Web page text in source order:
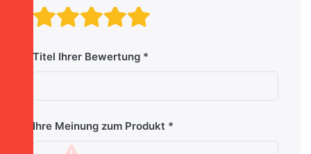
Bewertung: 4 von
Bewertung: 3 von 5
Bewertung: 2 von 5
Bewertung: 1 von 5
Titel Ihrer Bewertung
Ihre Meinung zum Produkt